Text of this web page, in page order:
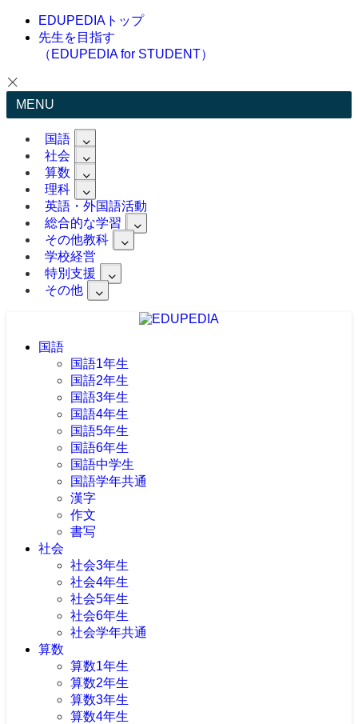
EDUPEDIAトップ
先生を目指す
（EDUPEDIA for STUDENT）
MENU
国語
社会
算数
理科
英語・外国語活動
総合的な学習
その他教科
学校経営
特別支援
その他
国語
国語1年生
国語2年生
国語3年生
国語4年生
国語5年生
国語6年生
国語中学生
国語学年共通
漢字
作文
書写
社会
社会3年生
社会4年生
社会5年生
社会6年生
社会学年共通
算数
算数1年生
算数2年生
算数3年生
算数4年生